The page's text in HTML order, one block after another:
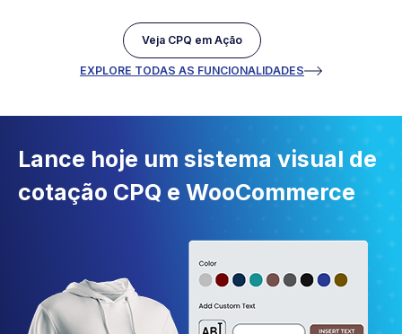
Veja CPQ em Ação
EXPLORE TODAS AS FUNCIONALIDADES
Lance hoje um sistema visual de
cotação CPQ e WooCommerce